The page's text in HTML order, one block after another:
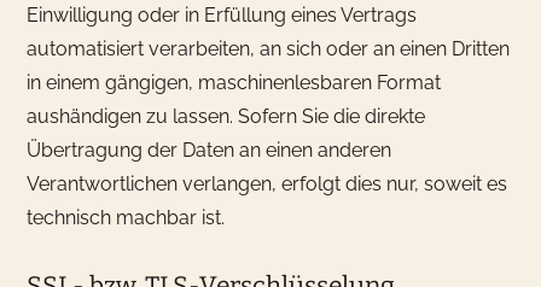
Einwilligung oder in Erfüllung eines Vertrags
automatisiert verarbeiten, an sich oder an einen Dritten
in einem gängigen, maschinenlesbaren Format
aushändigen zu lassen. Sofern Sie die direkte
Übertragung der Daten an einen anderen
Verantwortlichen verlangen, erfolgt dies nur, soweit es
technisch machbar ist.